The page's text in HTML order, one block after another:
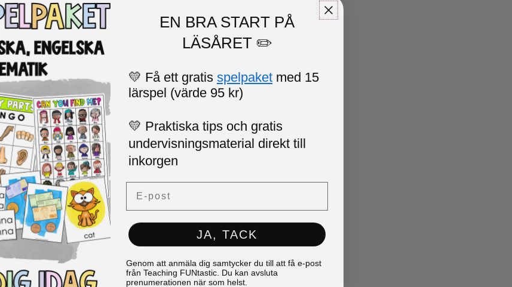
EN BRA START PÅ
LÄSÅRET ✏️
💛 Få ett gratis spelpaket med 15
lärspel (värde 95 kr)
💛 Praktiska tips och gratis
undervisningsmaterial direkt till
inkorgen
Email
JA, TACK
Genom att anmäla dig samtycker du till att få e-post
från Teaching FUNtastic. Du kan avsluta
prenumerationen när som helst.